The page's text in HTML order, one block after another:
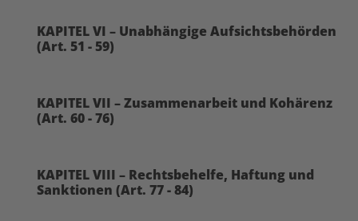
KAPITEL VI – Unabhängige Aufsichtsbehörden
(Art. 51 - 59)
KAPITEL VII – Zusammenarbeit und Kohärenz
(Art. 60 - 76)
KAPITEL VIII – Rechtsbehelfe, Haftung und
Sanktionen (Art. 77 - 84)